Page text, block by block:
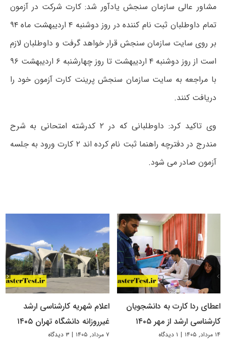
مشاور عالی سازمان سنجش یادآور شد: کارت شرکت در آزمون
تمام داوطلبان ثبت نام کننده در روز دوشنبه ۴ اردیبهشت ماه ۹۴
بر روی سایت سازمان سنجش قرار خواهد گرفت و داوطلبان لازم
است از روز دوشنبه ۴ اردیبهشت تا روز چهارشنبه ۶ اردیبهشت ۹۶
با مراجعه به سایت سازمان سنجش پرینت کارت آزمون خود را
دریافت کنند.
وی تاکید کرد: داوطلبانی که در ۲ کدرشته امتحانی به شرح
مندرج در دفترچه راهنما ثبت نام کرده اند ۲ کارت ورود به جلسه
آزمون صادر می شود.
اعطای ردا کارت به دانشجویان
کارشناسی ارشد از مهر ۱۴۰۵
۱۴ مرداد, ۱۴۰۵ | ۱ دیدگاه
اعلام شهریه کارشناسی ارشد
غیرروزانه دانشگاه تهران ۱۴۰۵
۷ مرداد, ۱۴۰۵ | ۳ دیدگاه